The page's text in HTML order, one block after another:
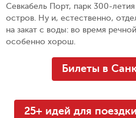
Севкабель Порт, парк 300-
остров. Ну и, естественно,
на закат с воды: во время
особенно хорош.
Билеты в
25+ идей для